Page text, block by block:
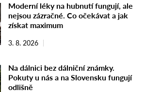
Moderní léky na hubnutí fungují, ale
nejsou zázračné. Co očekávat a jak
získat maximum
3. 8. 2026
Na dálnici bez dálniční známky.
Pokuty u nás a na Slovensku fungují
odlišně